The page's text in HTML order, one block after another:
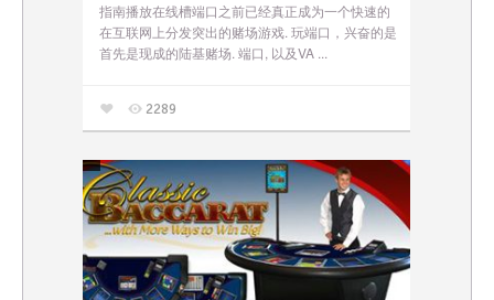
指南播放在线槽端口之前已经真正成为一个快速的
在互联网上分发突出的赌场游戏. 玩端口，兴奋的是
首先是现成的陆基赌场. 端口, 以及VA ...
2289